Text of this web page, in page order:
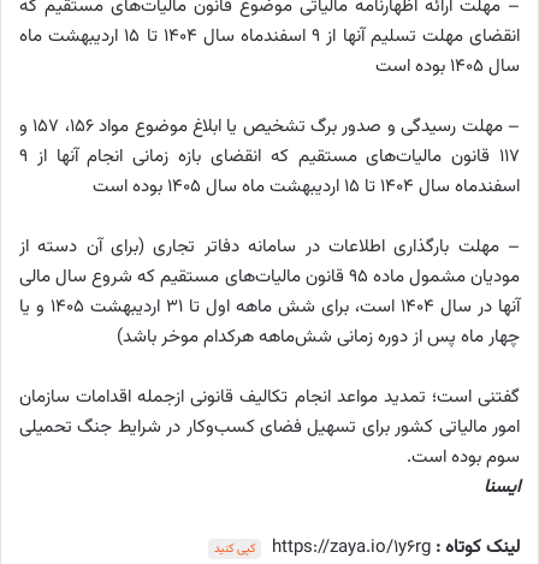
– مهلت ارائه اظهارنامه مالیاتی موضوع قانون مالیات‌های مستقیم که
انقضای مهلت تسلیم آنها از ۹ اسفندماه سال ۱۴۰۴ تا ۱۵ اردیبهشت ماه
سال ۱۴۰۵ بوده است
– مهلت رسیدگی و صدور برگ تشخیص یا ابلاغ موضوع مواد ۱۵۶، ۱۵۷ و
۱۱۷ قانون مالیات‌های مستقیم که انقضای بازه زمانی انجام آنها از ۹
اسفندماه سال ۱۴۰۴ تا ۱۵ اردیبهشت ماه سال ۱۴۰۵ بوده است
– مهلت بارگذاری اطلاعات در سامانه دفاتر تجاری (برای آن دسته از
مودیان مشمول ماده ۹۵ قانون مالیات‌های مستقیم که شروع سال مالی
آنها در سال ۱۴۰۴ است، برای شش ماهه اول تا ۳۱ اردیبهشت ۱۴۰۵ و یا
چهار ماه پس از دوره زمانی شش‌ماهه هرکدام موخر باشد)
گفتنی است؛ تمدید مواعد انجام تکالیف قانونی ازجمله اقدامات سازمان
امور مالیاتی کشور برای تسهیل فضای کسب‌وکار در شرایط جنگ تحمیلی
سوم بوده است.
ایسنا
لینک کوتاه : https://zaya.io/1y6rg کپی کنید